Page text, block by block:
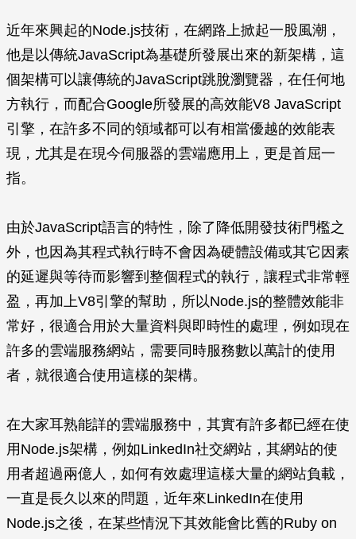
近年來興起的Node.js技術，在網路上掀起一股風潮，
他是以傳統JavaScript為基礎所發展出來的新架構，這
個架構可以讓傳統的JavaScript跳脫瀏覽器，在任何地
方執行，而配合Google所發展的高效能V8 JavaScript
引擎，在許多不同的領域都可以有相當優越的效能表
現，尤其是在現今伺服器的雲端應用上，更是首屈一
指。
由於JavaScript語言的特性，除了降低開發技術門檻之
外，也因為其程式執行時不會因為硬體設備或其它因素
的延遲與等待而影響到整個程式的執行，讓程式非常輕
盈，再加上V8引擎的幫助，所以Node.js的整體效能非
常好，很適合用於大量資料與即時性的處理，例如現在
許多的雲端服務網站，需要同時服務數以萬計的使用
者，就很適合使用這樣的架構。
在大家耳熟能詳的雲端服務中，其實有許多都已經在使
用Node.js架構，例如LinkedIn社交網站，其網站的使
用者超過兩億人，如何有效處理這樣大量的網站負載，
一直是長久以來的問題，近年來LinkedIn在使用
Node.js之後，在某些情況下其效能會比舊的Ruby on